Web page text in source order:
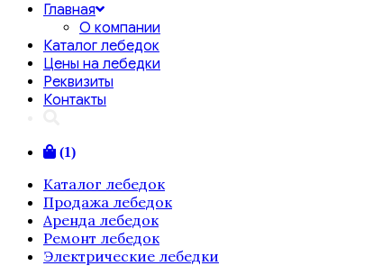
Главная
О компании
Каталог лебедок
Цены на лебедки
Реквизиты
Контакты
(1)
Каталог лебедок
Продажа лебедок
Аренда лебедок
Ремонт лебедок
Электрические лебедки